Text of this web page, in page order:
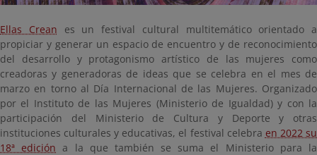
Ellas Crean es un festival cultural multitemático orientado a
propiciar y generar un espacio de encuentro y de reconocimiento
del desarrollo y protagonismo artístico de las mujeres como
creadoras y generadoras de ideas que se celebra en el mes de
marzo en torno al Día Internacional de las Mujeres. Organizado
por el Instituto de las Mujeres (Ministerio de Igualdad) y con la
participación del Ministerio de Cultura y Deporte y otras
instituciones culturales y educativas, el festival celebra en 2022 su
18ª edición a la que también se suma el Ministerio para la